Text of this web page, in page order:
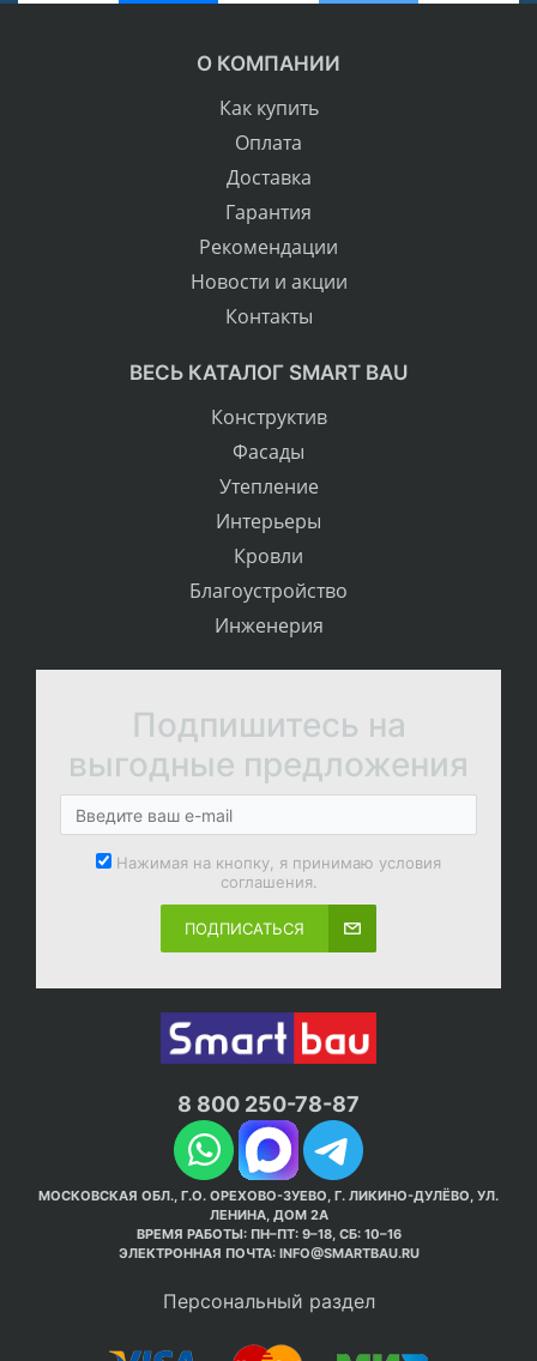
О КОМПАНИИ
Как купить
Оплата
Доставка
Гарантия
Рекомендации
Новости и акции
Контакты
ВЕСЬ КАТАЛОГ SMART BAU
Конструктив
Фасады
Утепление
Интерьеры
Кровли
Благоустройство
Инженерия
Подпишитесь на
выгодные предложения
Нажимая на кнопку, я принимаю условия
соглашения.
ПОДПИСАТЬСЯ
8 800 250-78-87
МОСКОВСКАЯ ОБЛ., Г.О. ОРЕХОВО-ЗУЕВО, Г. ЛИКИНО-ДУЛЁВО, УЛ.
ЛЕНИНА, ДОМ 2А
ВРЕМЯ РАБОТЫ: ПН–ПТ: 9–18, СБ: 10–16
ЭЛЕКТРОННАЯ ПОЧТА: INFO@SMARTBAU.RU
Персональный раздел